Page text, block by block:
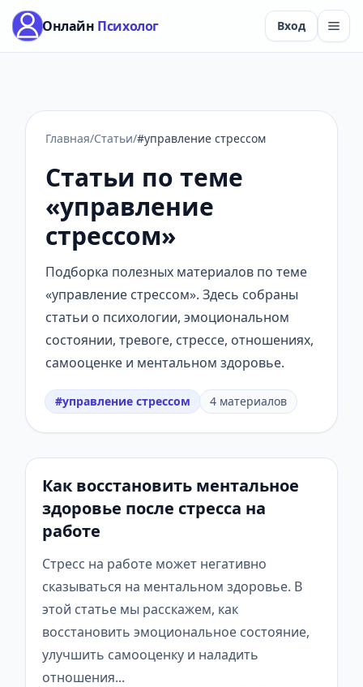
Онлайн Психолог Вход
Главная/Статьи/#управление стрессом
Статьи по теме
«управление
стрессом»
Подборка полезных материалов по теме
«управление стрессом». Здесь собраны
статьи о психологии, эмоциональном
состоянии, тревоге, стрессе, отношениях,
самооценке и ментальном здоровье.
#управление стрессом 4 материалов
Как восстановить ментальное
здоровье после стресса на
работе
Стресс на работе может негативно
сказываться на ментальном здоровье. В
этой статье мы расскажем, как
восстановить эмоциональное состояние,
улучшить самооценку и наладить
отношения...